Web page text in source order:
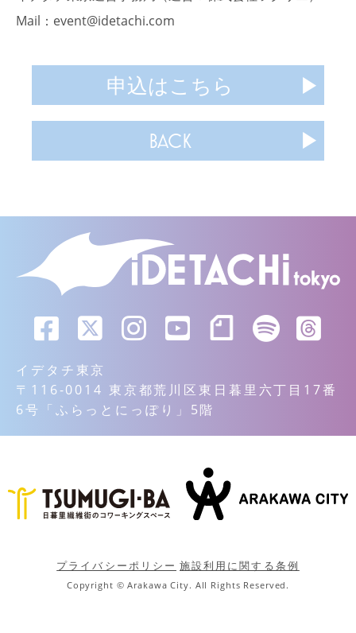
Mail：event@idetachi.com
申込はこちら
BACK
イデタチ東京
〒116-0014 東京都荒川区東日暮里六丁目17番
6号「ふらっとにっぽり」5階
プライバシーポリシー 施設利用に関する条例
Copyright © Arakawa City. All Rights Reserved.